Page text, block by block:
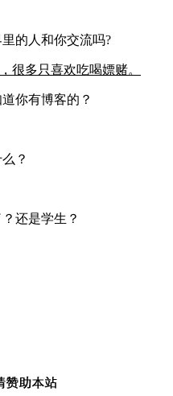
的人和你交流吗?
很多只喜欢吃喝嫖赌。
你有博客的？
？
还是学生？